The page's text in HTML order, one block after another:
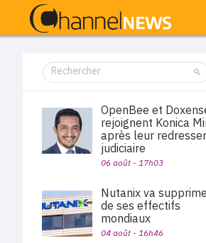
OpenBee et
rejoignent Konica
après leur
judiciaire
06 août - 17h03
Nutanix va
de ses effectifs
mondiaux
04 août - 16h46